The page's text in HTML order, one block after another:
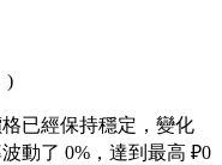
)
格已經保持穩定，變化
動了 0%，達到最高 ₽0